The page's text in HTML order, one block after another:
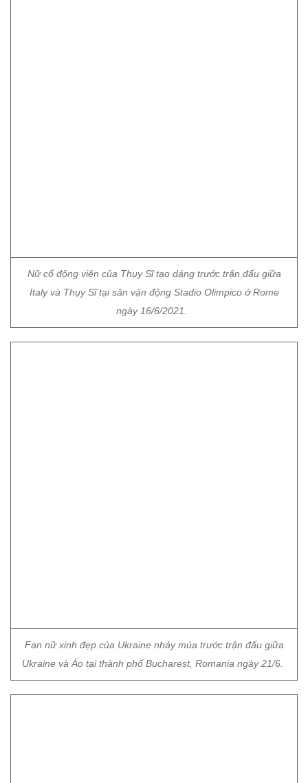
Nữ cổ động viên của Thụy Sĩ tạo dáng trước trận đấu giữa
Italy và Thụy Sĩ tại sân vận động Stadio Olimpico ở Rome
ngày 16/6/2021.
Fan nữ xinh đẹp của Ukraine nhảy múa trước trận đấu giữa
Ukraine và Áo tại thành phố Bucharest, Romania ngày 21/6.